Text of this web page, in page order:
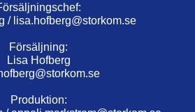
/ lisa.hofberg@storkom.se
Försäljning:
Lisa Hofberg
Produktion: